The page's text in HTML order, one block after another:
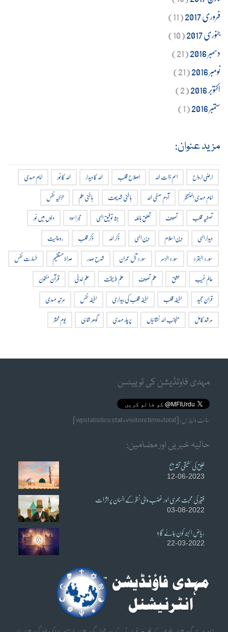
فروری 2017
(11)
جنوری 2017
(10)
دسمبر 2016
(21)
نومبر 2016
(21)
اکتوبر 2016
(2)
ستمبر 2016
(1)
مزید عنوان:
ارضی ارواح اسم ذات اللہ اصلاح قلب اللہ کا دیدار اللہ کا نور
امام مہدی
امام مہدی المنتظر
آدم صفی اللہ باطنی شریعت باطنی علم
تزکیہ نفس
تصفیہ قلب
تصوف تعلق باللہ جثہ توفیق الہی حجر اسود
دلوں میں نور
دیدار الہی
دین اسلام دین الہی ذکر اللہ ذکر قلب
روحانیت
سورة البقرة
سورة الزمر سورة آل عمران شرح صدر صراط مستقیم
طہارت نفس
عالم غیب
عشق علم تصوف علم طریقت علم لدنی
قرآن مکنون
قران مجید
لطیفہ قلب لطیفہ قلب کی بیداری لطیفہ نفس
مرتبہ مہدی
مرشد کامل
منجانب اللہ نشانیاں پرچار مہدی گوھر شاہی یوم محشر
مہدی فاوٗنڈیشن کی ٹوییٹس
سائٹ وزیٹرس: [wpstatistics stat=visitors time=total]
حالیہ خبریں اور مضامین:
خُلق کی حقیقی تشریح
12-06-2023
فقیر کی محبت بھری اور غضب والی نظر کے انسان پر اثرات
03-08-2022
ریاض الجنہ کون جائے گا؟
22-03-2022